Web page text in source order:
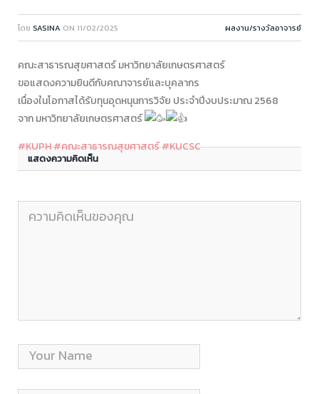
โดย SASINA ON 11/02/2025 ผลงาน/รางวัลอาจารย์
คณะสาธารณสุขศาสตร์ มหาวิทยาลัยเกษตรศาสตร์
ขอแสดงความยินดีกับคณาจารย์และบุคลากร
เนื่องในโอกาสได้รับทุนอุดหนุนการวิจัย ประจำปีงบประมาณ 2568
จาก มหาวิทยาลัยเกษตรศาสตร์
#KUPH#คณะสาธารณสุขศาสตร์#KUCSC
แสดงความคิดเห็น